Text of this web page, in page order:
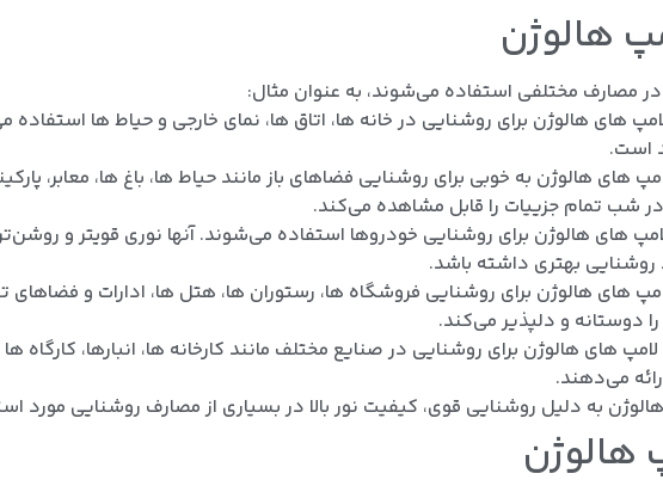
هالوژن
مصارف مختلفی استفاده می‌شوند، به عنوان مثال:
های هالوژن برای روشنایی در خانه ها، اتاق ها، نمای خارجی و حیاط ها
است.
های هالوژن به خوبی برای روشنایی فضاهای باز مانند حیاط ها، باغ ها، معابر،
شب تمام جزییات را قابل مشاهده می‌کند.
های هالوژن برای روشنایی خودروها استفاده می‌شوند. آنها نوری قویتر و
روشنایی بهتری داشته باشد.
های هالوژن برای روشنایی فروشگاه ها، رستوران ها، هتل ها، ادارات و
دوستانه و دلپذیر می‌کند.
لامپ های هالوژن برای روشنایی در صنایع مختلف مانند کارخانه ها، انبارها،
می‌دهند.
به دلیل روشنایی قوی، کیفیت نور بالا در بسیاری از مصارف روشنایی مورد
هالوژن